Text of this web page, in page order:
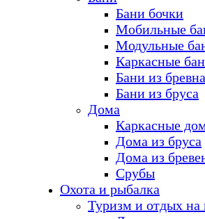
Бани бочки
Мобильные
Модульные
Каркасные
Бани из бревна
Бани из бруса
Дома
Каркасные
Дома из бруса
Дома из
Срубы
Охота и рыбалка
Туризм и отдых на